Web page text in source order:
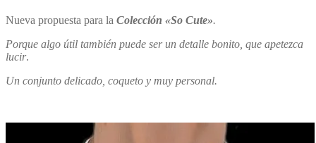
Nueva propuesta para la Colección «So Cute».
Porque algo útil también puede ser un detalle bonito, que apetezca
lucir.
Un conjunto delicado, coqueto y muy personal.